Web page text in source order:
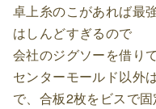
卓上糸のこがあれば最
はしんどすぎるので
会社のジグソーを借り
センターモールド以外
で、合板2枚をビスで固